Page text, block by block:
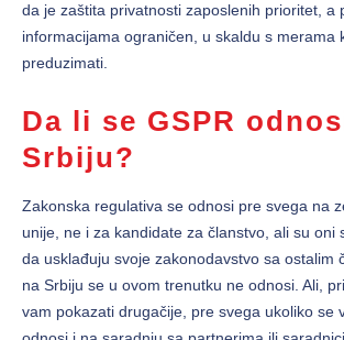
da je zaštita privatnosti zaposlenih prioritet, a
informacijama ograničen, u skaldu s merama
preduzimati.
Da li se GSPR
Srbiju?
Zakonska regulativa se odnosi pre svega na
unije, ne i za kandidate za članstvo, ali su oni
da usklađuju svoje zakonodavstvo sa ostalim
na Srbiju se u ovom trenutku ne odnosi. Ali,
vam pokazati drugačije, pre svega ukoliko se